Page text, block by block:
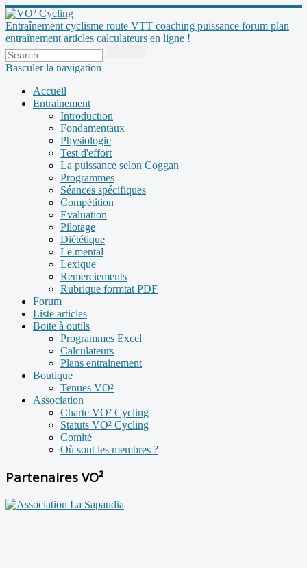
Entraînement cyclisme route VTT coaching puissance forum plan
entraînement articles calculateurs en ligne !
Basculer la navigation
Accueil
Entrainement
Introduction
Fondamentaux
Physiologie
Test d'effort
La puissance selon Coggan
Programmes
Séances spécifiques
Compétition
Evaluation
Pilotage
Diététique
Le mental
Lexique
Remerciements
Rubrique formtat PDF
Forum
Liste articles
Boite à outils
Programmes Excel
Calculateurs
Plans entrainement
Boutique
Tenues VO²
Association
Charte VO² Cycling
Statuts VO² Cycling
Comité
Où sont les membres ?
Partenaires VO²